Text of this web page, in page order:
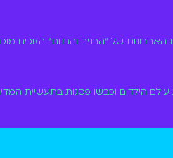
הילדים וכבשו פסגות בתעשיית